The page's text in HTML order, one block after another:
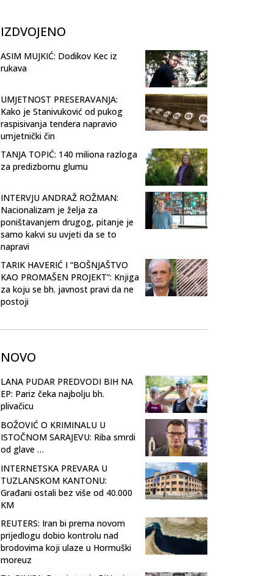
IZDVOJENO
ASIM MUJKIĆ: Dodikov Kec iz
rukava
UMJETNOST PRESERAVANJA:
Kako je Stanivuković od pukog
raspisivanja tendera napravio
umjetnički čin
TANJA TOPIĆ: 140 miliona razloga
za predizbornu glumu
INTERVJU ANDRAŽ ROŽMAN:
Nacionalizam je želja za
poništavanjem drugog, pitanje je
samo kakvi su uvjeti da se to
napravi
TARIK HAVERIĆ I “BOŠNJAŠTVO
KAO PROMAŠEN PROJEKT”: Knjiga
za koju se bh. javnost pravi da ne
postoji
NOVO
LANA PUDAR PREDVODI BIH NA
EP: Pariz čeka najbolju bh.
plivačicu
BOŽOVIĆ O KRIMINALU U
ISTOČNOM SARAJEVU: Riba smrdi
od glave …
INTERNETSKA PREVARA U
TUZLANSKOM KANTONU:
Građani ostali bez više od 40.000
KM
REUTERS: Iran bi prema novom
prijedlogu dobio kontrolu nad
brodovima koji ulaze u Hormuški
moreuz